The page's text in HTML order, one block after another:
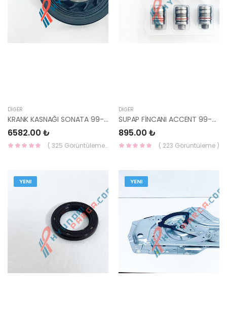
DIĞER
KRANK KASNAĞI SONATA 99- V6 2.5 23124-37100-KORE
6582.00 ₺
( 325 Görüntüleme )
DIĞER
SUPAP FİNCANI ACCENT 99-02 /GETZ 1,3 24610-22020-KORE
895.00 ₺
( 223 Görüntüleme )
YENI YENI